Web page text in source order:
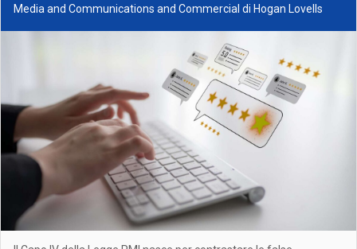
Media and Communications and Commercial di Hogan Lovells